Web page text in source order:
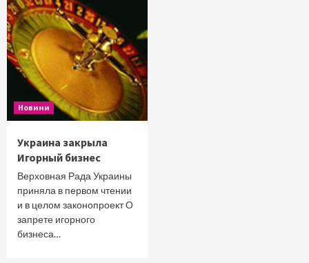
Новини
Украина закрыла
Игорный бизнес
Верховная Рада Украины
приняла в первом чтении
и в целом законопроект О
запрете игорного
бизнеса…